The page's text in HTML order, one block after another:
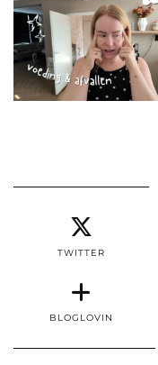
TWITTER
BLOGLOVIN